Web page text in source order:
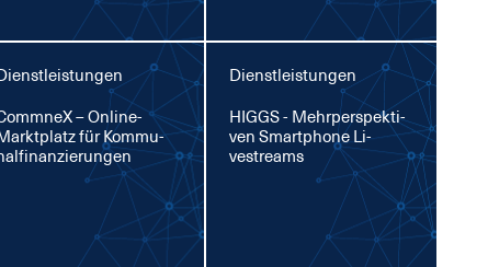
– On­line-
für Kom­mu­
Dienstleistungen
HIGGS - Mehr­per­spek­ti­
ven Smart­pho­ne Li­
vestreams